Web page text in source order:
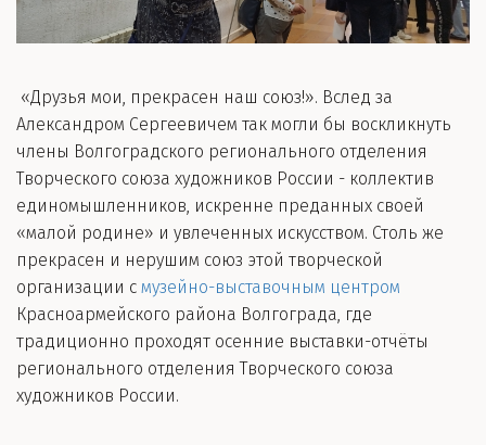
«Друзья мои, прекрасен наш союз!». Вслед за
Александром Сергеевичем так могли бы воскликнуть
члены Волгоградского регионального отделения
Творческого союза художников России - коллектив
единомышленников, искренне преданных своей
«малой родине» и увлеченных искусством. Столь же
прекрасен и нерушим союз этой творческой
организации с музейно-выставочным центром
Красноармейского района Волгограда, где
традиционно проходят осенние выставки-отчёты
регионального отделения Творческого союза
художников России.